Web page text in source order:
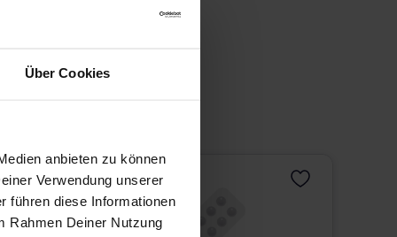
Über Cookies
anbieten zu können
Verwendung unserer
führen diese Informationen
Rahmen Deiner Nutzung